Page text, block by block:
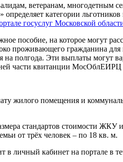
ветеранам, многодетным
определяет категории
госуслуг Московской
пособие, на которое могут
проживающего гражданина для
на полгода. Эти выплаты могут
части квитанции
жилого помещения и
стандартов стоимости
от трёх человек – по 18 кв. м.
в личный кабинет на портале в